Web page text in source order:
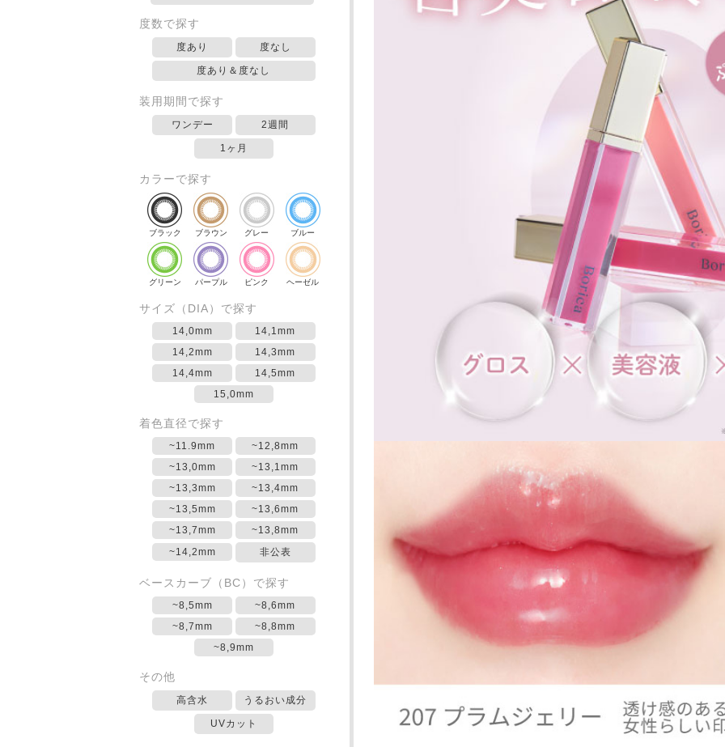
度数で探す
度あり 度なし
度あり＆度なし
装用期間で探す
ワンデー 2週間
1ヶ月
カラーで探す
ブラック ブラウン グレー ブルー
グリーン パープル ピンク ヘーゼル
サイズ（DIA）で探す
14,0mm
14,1mm
14,2mm
14,3mm
14,4mm
14,5mm
15,0mm
着色直径で探す
~11.9mm
~12,8mm
~13,0mm
~13,1mm
~13,3mm
~13,4mm
~13,5mm
~13,6mm
~13,7mm
~13,8mm
~14,2mm
非公表
ベースカーブ（BC）で探す
~8,5mm
~8,6mm
~8,7mm
~8,8mm
~8,9mm
その他
高含水 うるおい成分
UVカット